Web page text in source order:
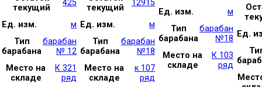
текущий
425
Ед. изм.
м
Тип
барабана
барабан
№ 12
Место на
складе
К 321
ряд
текущий
12915
Ед. изм.
м
Тип
барабана
барабан
№18
Место на
складе
к 107
ряд
Ед. изм.
м
Тип
барабана
барабан
№18
Место на
складе
К 103
ряд
Ед.